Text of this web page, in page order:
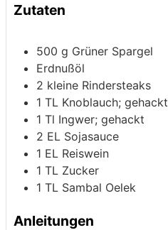
Zutaten
500 g Grüner Spargel
Erdnußöl
2 kleine Rindersteaks
1 TL Knoblauch; gehackt
1 Tl Ingwer; gehackt
2 EL Sojasauce
1 EL Reiswein
1 TL Zucker
1 TL Sambal Oelek
Anleitungen